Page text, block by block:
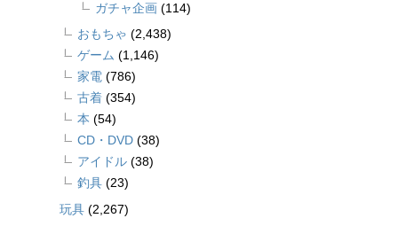
ガチャ企画 (114)
おもちゃ (2,438)
ゲーム (1,146)
家電 (786)
古着 (354)
本 (54)
CD・DVD (38)
アイドル (38)
釣具 (23)
玩具 (2,267)